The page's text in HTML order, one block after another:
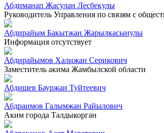
Абдиманап Жасулан Лесбекулы
Руководитель Управления по связям с
Абдирайым Бакытжан Жарылкасынулы
Информация отсутствует
Абдирайымов Халижан Серикович
Заместитель акима Жамбылской области
Абдишев Бауржан Туйтеевич
Абдраимов Галымжан Райылович
Аким города Талдыкорган